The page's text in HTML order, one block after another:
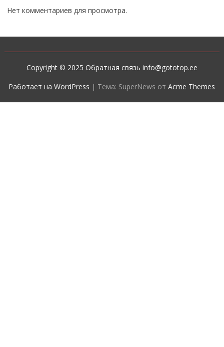
Нет комментариев для просмотра.
Copyright © 2025 Обратная связь info@gototop.ee
Работает на WordPress | Тема: SuperNews отAcme Themes